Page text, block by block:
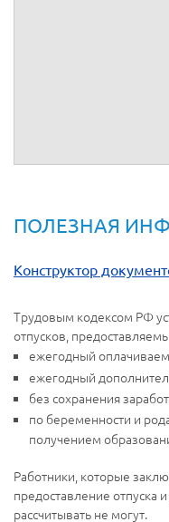
ПОЛЕЗНАЯ
Конструктор
Трудовым кодексом РФ
отпусков,
ежегодный
ежегодный
без сохранения
по беременности и
получением
Работники, которые
предоставление отпуска
рассчитывать не могут.